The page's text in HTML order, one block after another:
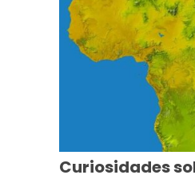
Curiosidades